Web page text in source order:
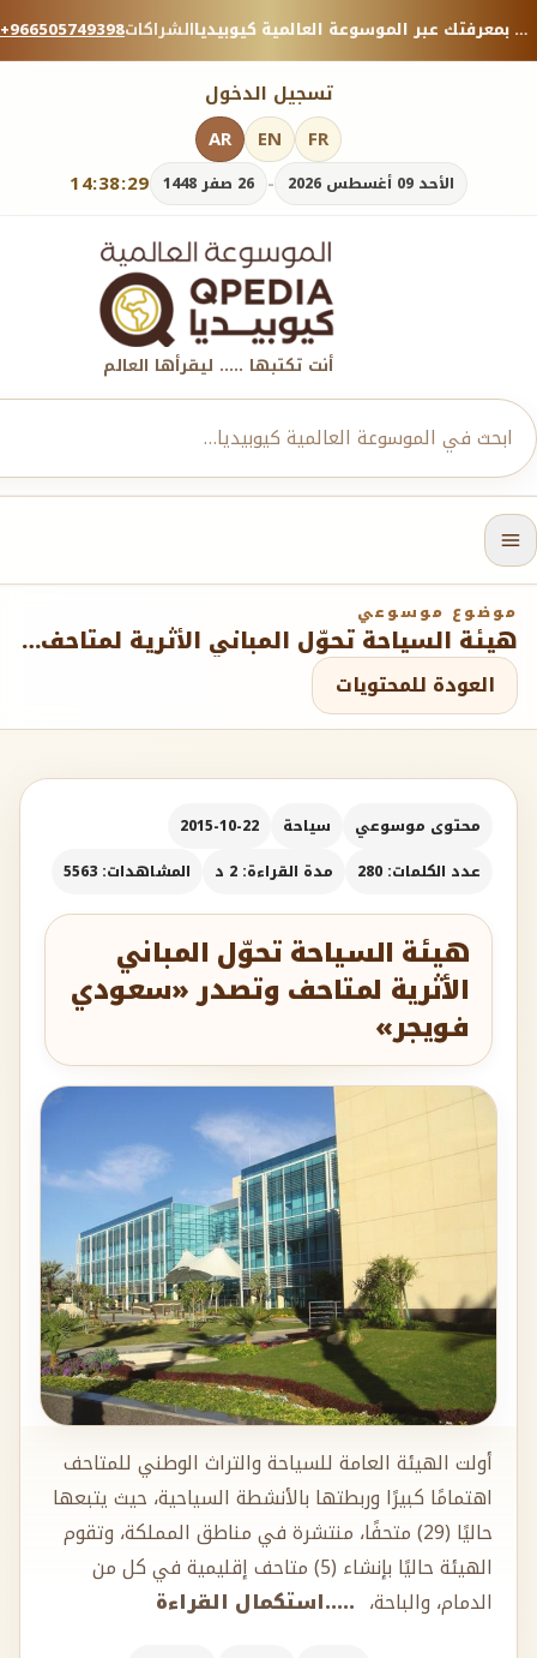
+966505749398الشراكات منصة معرفية موثوقة — شارك بمعرفتك عبر الموسوعة العالمية كيوبيديا.
تسجيل الدخول
14:38:30 الأحد 09 أغسطس 2026 - 26 صفر 1448
AR EN FR
أنت تكتبها ..... ليقرأها العالم
موضوع موسوعي
هيئة السياحة تحوّل المباني الأثرية لمتاحف وتصدر «سعودي فويجر»
العودة للمحتويات
محتوى موسوعي سياحة
2015-10-22
عدد الكلمات: 280
مدة القراءة: 2 د المشاهدات: 5563
هيئة السياحة تحوّل المباني
الأثرية لمتاحف وتصدر «سعودي
فويجر»
أولت الهيئة العامة للسياحة والتراث الوطني للمتاحف
اهتمامًا كبيرًا وربطتها بالأنشطة السياحية، حيث يتبعها
حاليًا (29) متحفًا، منتشرة في مناطق المملكة، وتقوم
الهيئة حاليًا بإنشاء (5) متاحف إقليمية في كل من
الدمام، والباحة، .....استكمال القراءة